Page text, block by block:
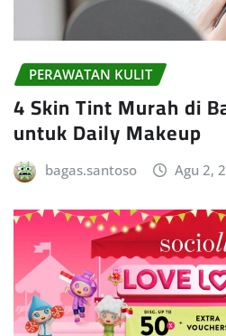
PERAWATAN KULIT
4 Skin Tint Murah di
untuk Daily Makeup
bagas.santoso Agu 2,